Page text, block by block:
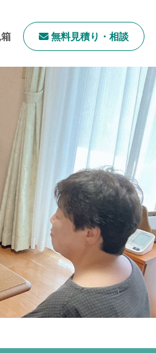
無料⾒積り・相談